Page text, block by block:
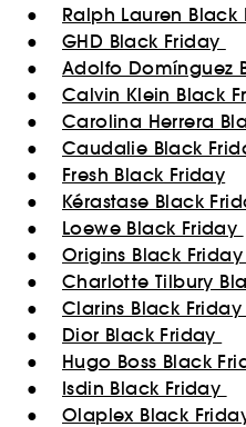
● Ralph Lauren Black
● GHD Black Friday
● Adolfo Domínguez
● Calvin Klein Black
● Carolina Herrera
● Caudalie Black
● Fresh Black Friday
● Kérastase Black
● Loewe Black Friday
● Origins Black Friday
● Charlotte Tilbury
● Clarins Black Friday
● Dior Black Friday
● Hugo Boss Black
● Isdin Black Friday
● Olaplex Black